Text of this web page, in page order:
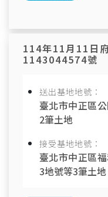
114年11月11日
1143044574號
送出基地地號：
臺北市中正區
2筆土地
接受基地地號：
臺北市中正區
3地號等3筆土地